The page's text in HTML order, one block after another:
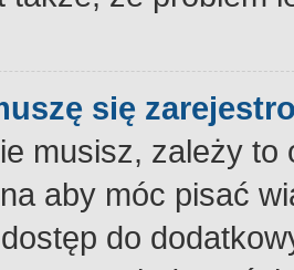
się
musisz, zależy
aby móc pisać
do